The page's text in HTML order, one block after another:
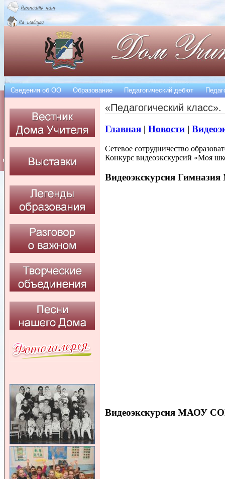
«Педагогический
Главная | Новости |
Сетевое сотрудничество
Конкурс видеоэкскурсий «Моя
Видеоэкскурсия
Видеоэкскурсия МАОУ
Сведения об OO Образование Педагогический дебют